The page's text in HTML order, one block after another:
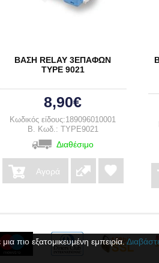
ΒΑΣΗ RELAY 3ΕΠΑΦΩΝ
ΤΥΡΕ 9021
8,90€
Κωδικός είδους:189096010001
B. Κωδ.: TYPE9021
Διαθέσιμο
Αγορά
πιο εξατομικευμένη εμπειρία.